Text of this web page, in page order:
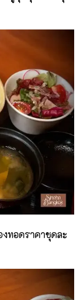
งทอดราคาชุดละ